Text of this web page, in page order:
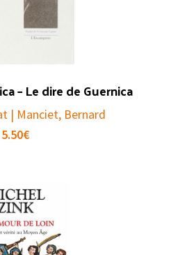
– Le dire de Guernica
| Manciet, Bernard
5.50€